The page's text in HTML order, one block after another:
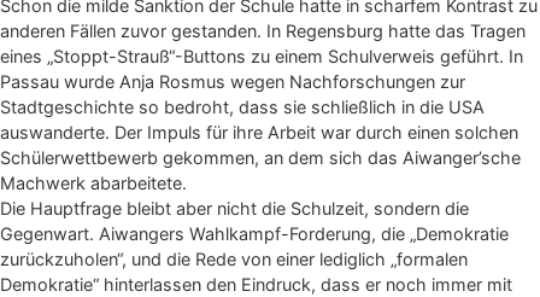
Schon die milde Sanktion der Schule hatte in scharfem Kontrast zu
anderen Fällen zuvor gestanden. In Regensburg hatte das Tragen
eines „Stoppt-Strauß“-Buttons zu einem Schulverweis geführt. In
Passau wurde Anja Rosmus wegen Nachforschungen zur
Stadtgeschichte so bedroht, dass sie schließlich in die USA
auswanderte. Der Impuls für ihre Arbeit war durch einen solchen
Schülerwettbewerb gekommen, an dem sich das Aiwanger’sche
Machwerk abarbeitete.
Die Hauptfrage bleibt aber nicht die Schulzeit, sondern die
Gegenwart. Aiwangers Wahlkampf-Forderung, die „Demokratie
zurückzuholen“, und die Rede von einer lediglich „formalen
Demokratie“ hinterlassen den Eindruck, dass er noch immer mit